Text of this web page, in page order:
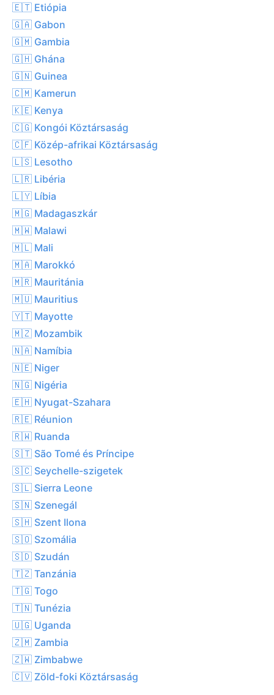
🇪🇹 Etiópia
🇬🇦 Gabon
🇬🇲 Gambia
🇬🇭 Ghána
🇬🇳 Guinea
🇨🇲 Kamerun
🇰🇪 Kenya
🇨🇬 Kongói Köztársaság
🇨🇫 Közép-afrikai Köztársaság
🇱🇸 Lesotho
🇱🇷 Libéria
🇱🇾 Líbia
🇲🇬 Madagaszkár
🇲🇼 Malawi
🇲🇱 Mali
🇲🇦 Marokkó
🇲🇷 Mauritánia
🇲🇺 Mauritius
🇾🇹 Mayotte
🇲🇿 Mozambik
🇳🇦 Namíbia
🇳🇪 Niger
🇳🇬 Nigéria
🇪🇭 Nyugat-Szahara
🇷🇪 Réunion
🇷🇼 Ruanda
🇸🇹 São Tomé és Príncipe
🇸🇨 Seychelle-szigetek
🇸🇱 Sierra Leone
🇸🇳 Szenegál
🇸🇭 Szent Ilona
🇸🇴 Szomália
🇸🇩 Szudán
🇹🇿 Tanzánia
🇹🇬 Togo
🇹🇳 Tunézia
🇺🇬 Uganda
🇿🇲 Zambia
🇿🇼 Zimbabwe
🇨🇻 Zöld-foki Köztársaság